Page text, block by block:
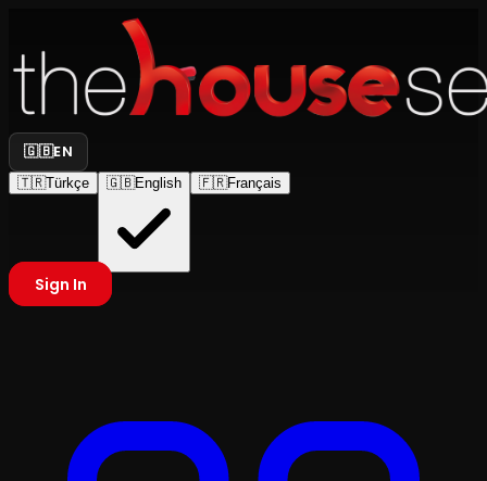
🇬🇧EN
🇹🇷Türkçe 🇬🇧English 🇫🇷Français
Sign In